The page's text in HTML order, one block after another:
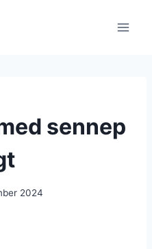
sennep
2024